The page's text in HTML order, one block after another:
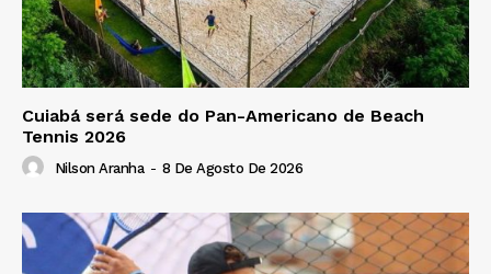
Cuiabá será sede do Pan-Americano de Beach
Tennis 2026
Nilson Aranha - 8 De Agosto De 2026